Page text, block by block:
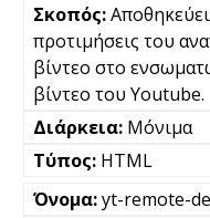
Αποθηκεύει
προτιμήσεις του
βίντεο στο
βίντεο του Youtube.
Μόνιμα
HTML
yt-remote-